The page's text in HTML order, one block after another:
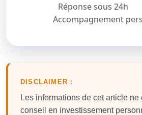
Réponse sous 24h
Accompagnement
DISCLAIMER :
Les informations de cet article ne
conseil en investissement